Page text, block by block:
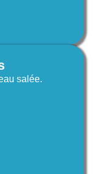
salée.